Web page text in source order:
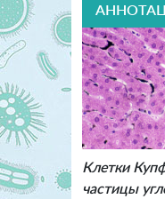
Клетки
частицы